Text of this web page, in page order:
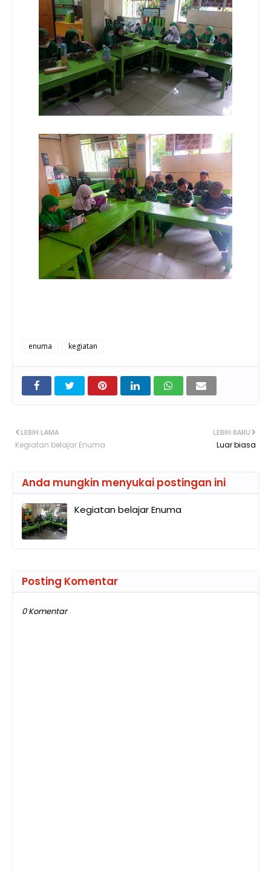
enuma kegiatan
LEBIH BARU
Luar biasa
LEBIH LAMA
Kegiatan belajar Enuma
Anda mungkin menyukai postingan ini
Kegiatan belajar Enuma
Posting Komentar
0 Komentar